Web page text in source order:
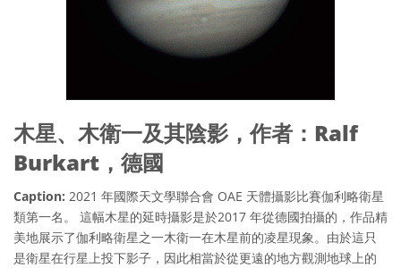
木星、木衛一及其陰影，作者：Ralf
Burkart，德國
Caption: 2021 年國際天文學聯合會 OAE 天體攝影比賽伽利略衛星
類第一名。 這幅木星的延時攝影是於2017 年從德國拍攝的，作品精
美地展示了伽利略衛星之一木衛一在木星前的凌星現象。由於這只
是衛星在行星上投下影子，因此相當於從更遠的地方觀測地球上的